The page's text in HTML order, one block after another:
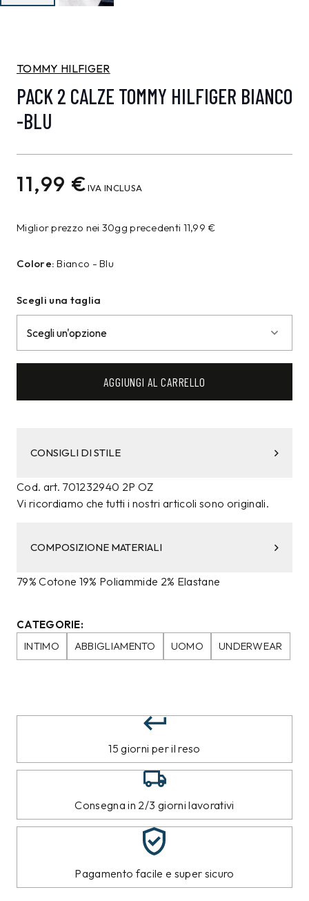
TOMMY HILFIGER
PACK 2 CALZE TOMMY HILFIGER BIANCO
-BLU
11,99 €IVA INCLUSA
Miglior prezzo nei 30gg precedenti 11,99€
Colore: Bianco - Blu
Scegli una taglia
AGGIUNGI AL CARRELLO
CONSIGLI DI STILE
Cod. art. 701232940 2P OZ
Vi ricordiamo che tutti i nostri articoli sono originali.
COMPOSIZIONE MATERIALI
79% Cotone 19% Poliammide 2% Elastane
CATEGORIE:
INTIMO
ABBIGLIAMENTO UOMO UNDERWEAR
15 giorni per il reso
Consegna in 2/3 giorni lavorativi
Pagamento facile e super sicuro